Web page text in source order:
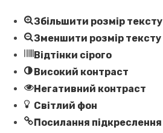
Збільшити розмір тексту
Зменшити розмір тексту
Відтінки сірого
Високий контраст
Негативний контраст
Світлий фон
Посилання підкреслення